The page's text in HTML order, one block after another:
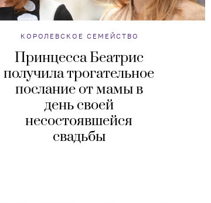
КОРОЛЕВСКОЕ СЕМЕЙСТВО
Принцесса Беатрис
получила трогательное
послание от мамы в
день своей
несостоявшейся
свадьбы